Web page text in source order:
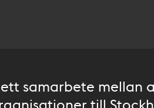
samarbete mellan
till